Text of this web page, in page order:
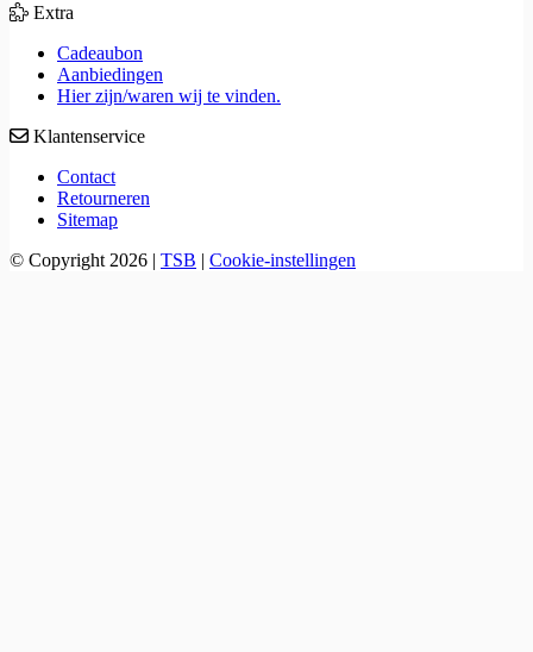
Extra
Cadeaubon
Aanbiedingen
Hier zijn/waren wij te vinden.
Klantenservice
Contact
Retourneren
Sitemap
© Copyright 2026 | TSB | Cookie-instellingen